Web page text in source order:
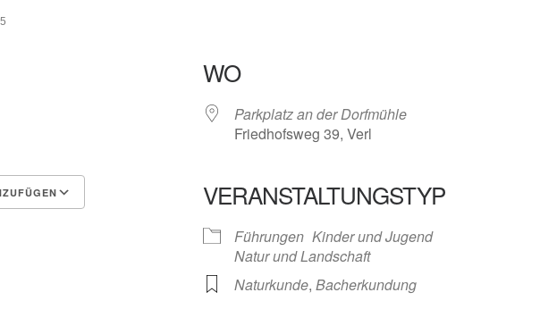
Google Kalender
WO
Parkplatz an der Dorfmühle
Friedhofsweg 39, Verl
VERANSTALTUNGSTYP
Führungen Kinder und Jugend
Natur und Landschaft
Naturkunde, Bacherkundung